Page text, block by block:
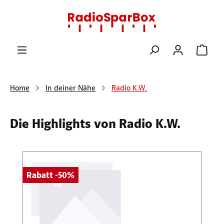
Zum Hauptinhalt springen
Home In deiner Nähe Radio K.W.
Die Highlights von Radio K.W.
Rabatt -50%